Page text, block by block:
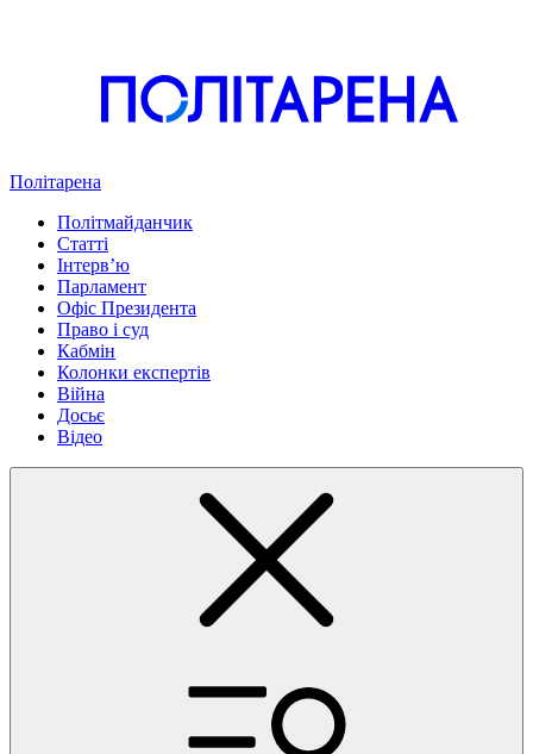
Політарена
Політмайданчик
Статті
Інтервʼю
Парламент
Офіс Президента
Право і суд
Кабмін
Колонки експертів
Війна
Досьє
Відео